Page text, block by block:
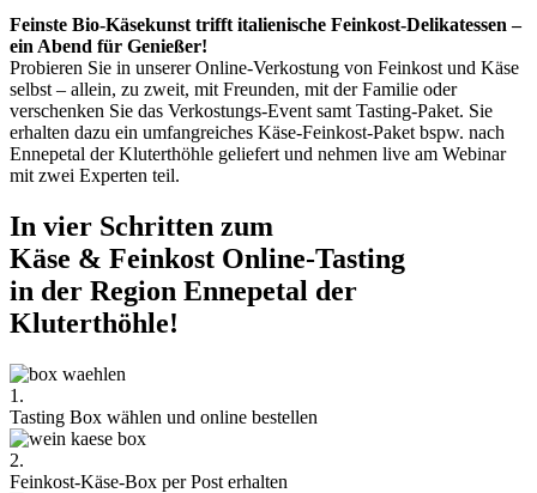
Feinste Bio-Käsekunst trifft italienische Feinkost-Delikatessen –
ein Abend für Genießer!
Probieren Sie in unserer Online-Verkostung von Feinkost und Käse
selbst – allein, zu zweit, mit Freunden, mit der Familie oder
verschenken Sie das Verkostungs-Event samt Tasting-Paket. Sie
erhalten dazu ein umfangreiches Käse-Feinkost-Paket bspw. nach
Ennepetal der Kluterthöhle geliefert und nehmen live am Webinar
mit zwei Experten teil.
In vier Schritten zum
Käse & Feinkost Online-Tasting
in der Region Ennepetal der
Kluterthöhle!
1.
Tasting Box wählen und online bestellen
2.
Feinkost-Käse-Box per Post erhalten